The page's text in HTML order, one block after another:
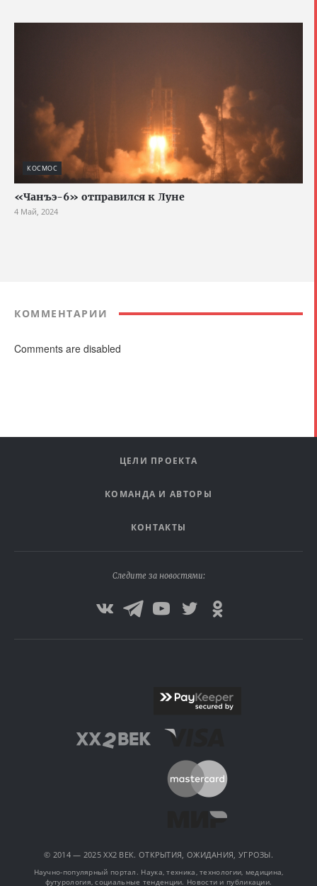
КОСМОС
«Чанъэ-6» отправился к Луне
4 Май, 2024
КОММЕНТАРИИ
Comments are disabled
ЦЕЛИ ПРОЕКТА
КОМАНДА И АВТОРЫ
КОНТАКТЫ
Следите за новостями:
© 2014 — 2025 XX2 ВЕК. ОТКРЫТИЯ, ОЖИДАНИЯ, УГРОЗЫ.
Научно-популярный портал. Наука, техника, технологии, медицина,
футурология, социальные тенденции. Новости и публикации.